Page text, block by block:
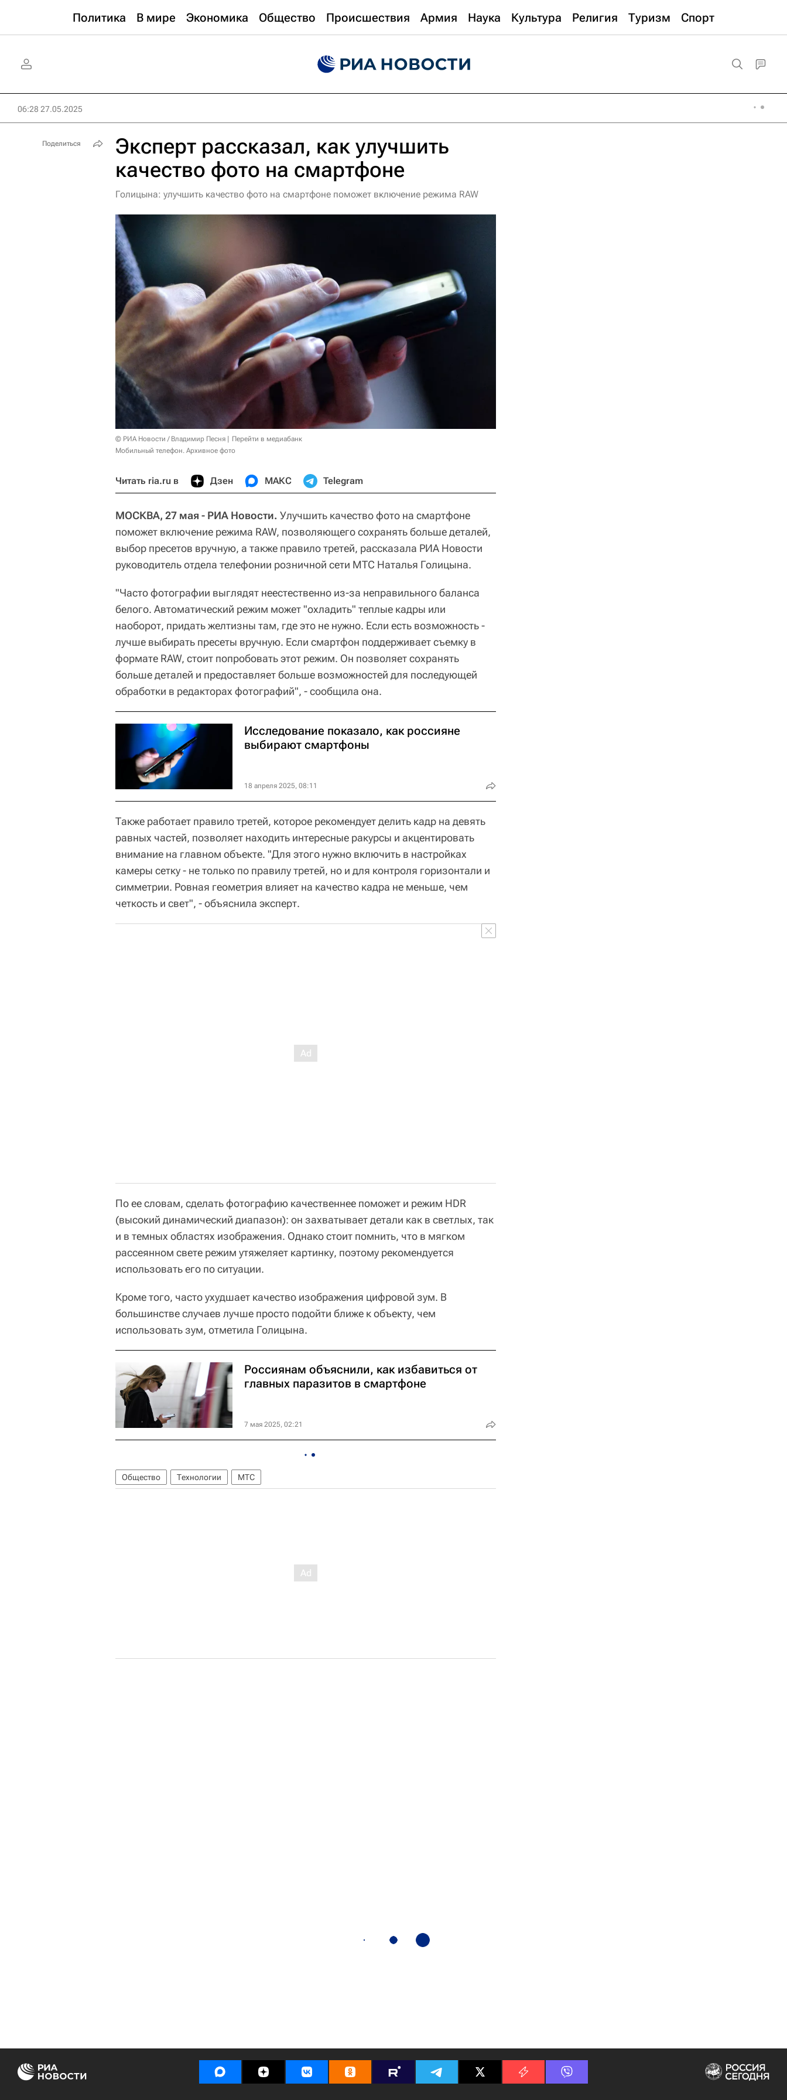
Политика В мире Экономика Общество Происшествия Армия Наука Культура Религия Туризм Спорт
06:28 27.05.2025
Эксперт рассказал, как улучшить
качество фото на смартфоне
Голицына: улучшить качество фото на смартфоне поможет включение режима RAW
© РИА Новости / Владимир Песня
Перейти в медиабанк
Мобильный телефон. Архивное фото
Читать ria.ru в Дзен МАКС Telegram
МОСКВА, 27 мая - РИА Новости. Улучшить качество фото на смартфоне
поможет включение режима RAW, позволяющего сохранять больше деталей,
выбор пресетов вручную, а также правило третей, рассказала РИА Новости
руководитель отдела телефонии розничной сети МТС Наталья Голицына.
"Часто фотографии выглядят неестественно из-за неправильного баланса
белого. Автоматический режим может "охладить" теплые кадры или
наоборот, придать желтизны там, где это не нужно. Если есть возможность -
лучше выбирать пресеты вручную. Если смартфон поддерживает съемку в
формате RAW, стоит попробовать этот режим. Он позволяет сохранять
больше деталей и предоставляет больше возможностей для последующей
обработки в редакторах фотографий", - сообщила она.
Исследование показало, как россияне
выбирают смартфоны
18 апреля 2025, 08:11
Также работает правило третей, которое рекомендует делить кадр на девять
равных частей, позволяет находить интересные ракурсы и акцентировать
внимание на главном объекте. "Для этого нужно включить в настройках
камеры сетку - не только по правилу третей, но и для контроля горизонтали и
симметрии. Ровная геометрия влияет на качество кадра не меньше, чем
четкость и свет", - объяснила эксперт.
По ее словам, сделать фотографию качественнее поможет и режим HDR
(высокий динамический диапазон): он захватывает детали как в светлых, так
и в темных областях изображения. Однако стоит помнить, что в мягком
рассеянном свете режим утяжеляет картинку, поэтому рекомендуется
использовать его по ситуации.
Кроме того, часто ухудшает качество изображения цифровой зум. В
большинстве случаев лучше просто подойти ближе к объекту, чем
использовать зум, отметила Голицына.
Россиянам объяснили, как избавиться от
главных паразитов в смартфоне
7 мая 2025, 02:21
Общество Технологии МТС
Поделиться